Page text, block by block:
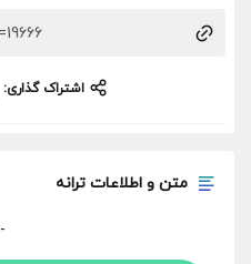
اشتراک گذاری:
متن و اطلاعات ترانه
-